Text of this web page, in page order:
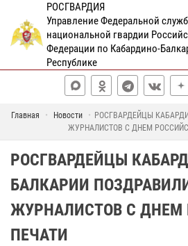
РОСГВАРДИЯ
Управление Федеральной
национальной гвардии
Федерации по Кабардино-
Республике
Главная Новости
РОСГВАРДЕЙЦЫ
ЖУРНАЛИСТОВ С ДНЕМ
РОСГВАРДЕЙЦЫ
БАЛКАРИИ
ЖУРНАЛИСТОВ С ДНЕМ
ПЕЧАТИ